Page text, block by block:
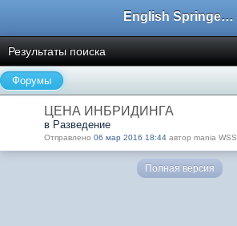
English Springer Spaniel Club
Результаты поиска
Форумы
ЦЕНА ИНБРИДИНГА
в Разведение
Отправлено 06 мар 2016 18:44 автор mania WSS
Полная версия